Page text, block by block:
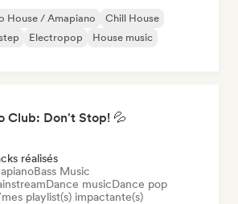
House / Amapiano
Chill House
Electropop
House music
Club: Don't Stop! 💦
réalisés
Bass Music
Dance musicDance pop
playlist(s) impactante(s)